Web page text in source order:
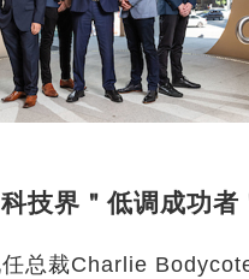
技界＂低调成功者
总裁Charlie